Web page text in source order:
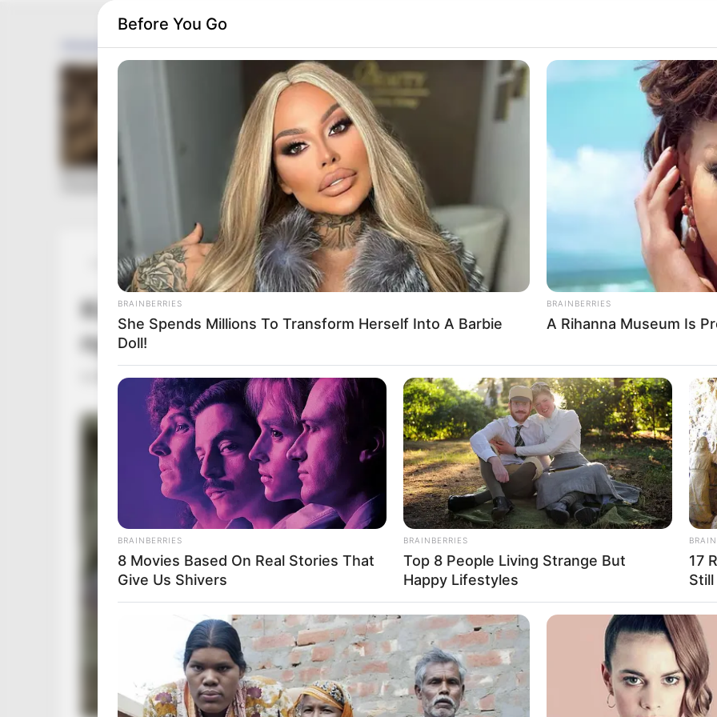
PostedFriss hírek
Kiderült: Ők számíthatnak 60 ezer forinttal több
nyugdíjra
Szerző • October 21, 2025
Before You Go
BRAINBERRIES
She Spends Millions To Transform Herself Into A Barbie
Doll!
BRAINBERRIES
A Rihanna Museum Is
BRAINBERRIES
8 Movies Based On Real Stories That
Give Us Shivers
BRAINBERRIES
Top 8 People Living Strange But
Happy Lifestyles
17